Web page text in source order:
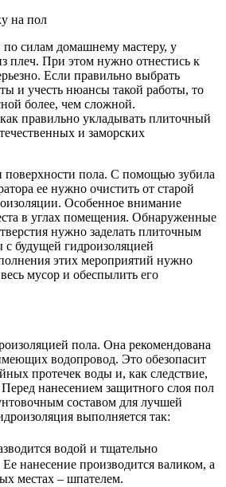
по силам домашнему мастеру, у
плеч. При этом нужно отнестись к
Если правильно выбрать
и учесть нюансы такой работы, то
более, чем сложной.
правильно укладывать плиточный
и заморских
поверхности пола. С помощью зубила
ее нужно очистить от старой
Особенное внимание
в углах помещения. Обнаруженные
нужно заделать плиточным
будущей гидроизоляцией
этих мероприятий нужно
мусор и обеспылить его
пола. Она рекомендована
водопровод. Это обезопасит
протечек воды и, как следствие,
нанесением защитного слоя пол
составом для лучшей
выполняется так:
водой и тщательно
нанесение производится валиком, а
местах – шпателем.